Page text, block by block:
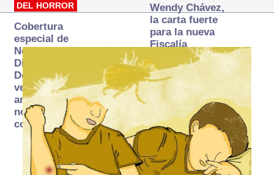
DEL HORROR
Cobertura
especial de
Norte
Digital:
Donde la
verdad
arde… pero
no se
consume
Wendy Chávez,
la carta fuerte
para la nueva
Fiscalía
autónoma